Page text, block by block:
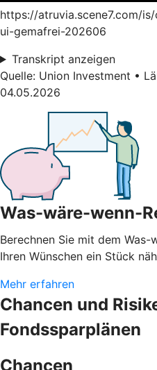
https://atruvia.scene7.com/
ui-gemafrei-202606
Transkript anzeigen
Quelle: Union Investment •
04.05.2026
Was-wäre-wenn-
Berechnen Sie mit dem
Ihren Wünschen ein Stück
Mehr erfahren
Chancen und
Fondssparplänen
Chancen